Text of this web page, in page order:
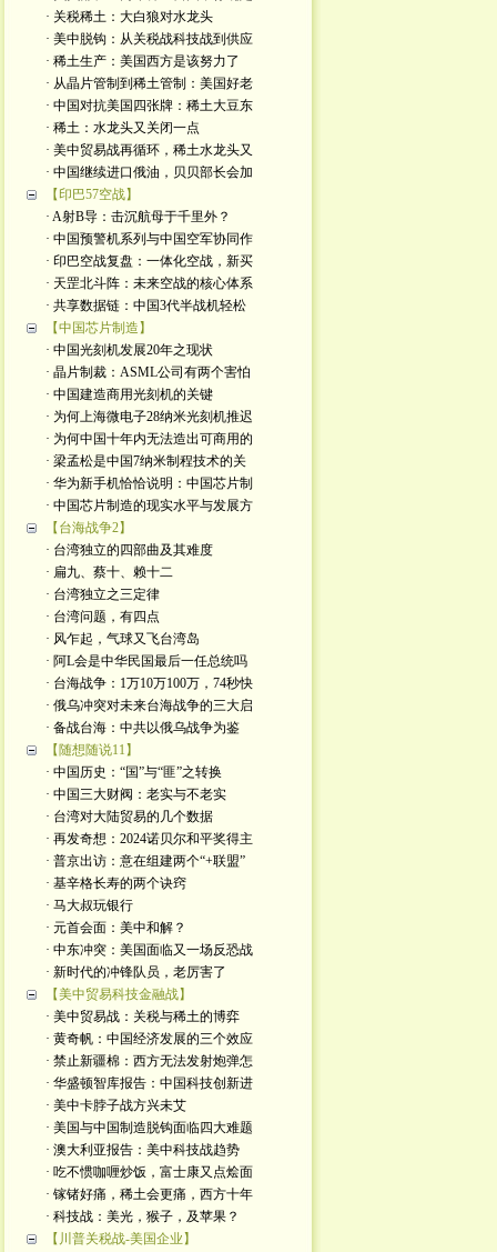
· 关税稀土：大白狼对水龙头
· 美中脱钩：从关税战科技战到供应
· 稀土生产：美国西方是该努力了
· 从晶片管制到稀土管制：美国好老
· 中国对抗美国四张牌：稀土大豆东
· 稀土：水龙头又关闭一点
· 美中贸易战再循环，稀土水龙头又
· 中国继续进口俄油，贝贝部长会加
【印巴57空战】
· A射B导：击沉航母于千里外？
· 中国预警机系列与中国空军协同作
· 印巴空战复盘：一体化空战，新买
· 天罡北斗阵：未来空战的核心体系
· 共享数据链：中国3代半战机轻松
【中国芯片制造】
· 中国光刻机发展20年之现状
· 晶片制裁：ASML公司有两个害怕
· 中国建造商用光刻机的关键
· 为何上海微电子28纳米光刻机推迟
· 为何中国十年内无法造出可商用的
· 梁孟松是中国7纳米制程技术的关
· 华为新手机恰恰说明：中国芯片制
· 中国芯片制造的现实水平与发展方
【台海战争2】
· 台湾独立的四部曲及其难度
· 扁九、蔡十、赖十二
· 台湾独立之三定律
· 台湾问题，有四点
· 风乍起，气球又飞台湾岛
· 阿L会是中华民国最后一任总统吗
· 台海战争：1万10万100万，74秒快
· 俄乌冲突对未来台海战争的三大启
· 备战台海：中共以俄乌战争为鉴
【随想随说11】
· 中国历史：“国”与“匪”之转换
· 中国三大财阀：老实与不老实
· 台湾对大陆贸易的几个数据
· 再发奇想：2024诺贝尔和平奖得主
· 普京出访：意在组建两个“+联盟”
· 基辛格长寿的两个诀窍
· 马大叔玩银行
· 元首会面：美中和解？
· 中东冲突：美国面临又一场反恐战
· 新时代的冲锋队员，老厉害了
【美中贸易科技金融战】
· 美中贸易战：关税与稀土的博弈
· 黄奇帆：中国经济发展的三个效应
· 禁止新疆棉：西方无法发射炮弹怎
· 华盛顿智库报告：中国科技创新进
· 美中卡脖子战方兴未艾
· 美国与中国制造脱钩面临四大难题
· 澳大利亚报告：美中科技战趋势
· 吃不惯咖喱炒饭，富士康又点烩面
· 镓锗好痛，稀土会更痛，西方十年
· 科技战：美光，猴子，及苹果？
【川普关税战-美国企业】